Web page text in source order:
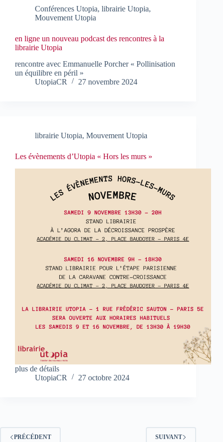
Conférences Utopia, librairie Utopia,
Mouvement Utopia
en ligne un nouveau podcast des rencontres à la
librairie Utopia
rencontre avec Emmanuelle Porcher « Pollinisation
un équilibre en péril »
UtopiaCR
27 novembre 2024
librairie Utopia, Mouvement Utopia
Les évènements d’Utopia « Hors les murs »
plus de détails
UtopiaCR
27 octobre 2024
PRÉCÉDENT SUIVANT